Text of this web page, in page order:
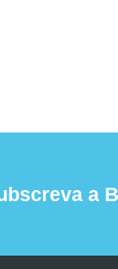
a